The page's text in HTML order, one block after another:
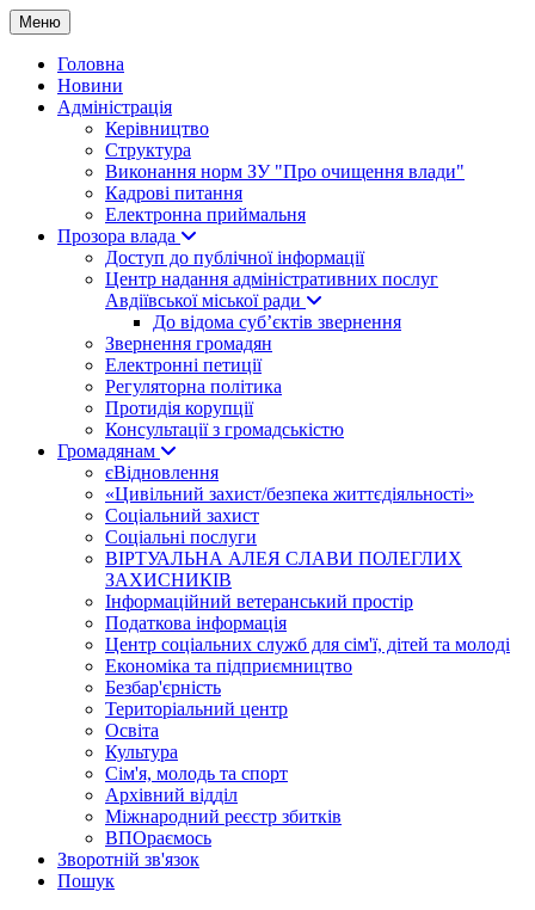
Меню
Головна
Новини
Адміністрація
Керівництво
Структура
Виконання норм ЗУ "Про очищення влади"
Кадрові питання
Електронна приймальня
Прозора влада
Доступ до публічної інформації
Центр надання адміністративних послуг
Авдіївської міської ради
До відома суб’єктів звернення
Звернення громадян
Електронні петиції
Регуляторна політика
Протидія корупції
Консультації з громадськістю
Громадянам
єВідновлення
«Цивільний захист/безпека життєдіяльності»
Соціальний захист
Соціальні послуги
ВІРТУАЛЬНА АЛЕЯ СЛАВИ ПОЛЕГЛИХ
ЗАХИСНИКІВ
Інформаційний ветеранський простір
Податкова інформація
Центр соціальних служб для сім'ї, дітей та молоді
Економіка та підприємництво
Безбар'єрність
Територіальний центр
Освіта
Культура
Сім'я, молодь та спорт
Архівний відділ
Міжнародний реєстр збитків
ВПОраємось
Зворотній зв'язок
Пошук